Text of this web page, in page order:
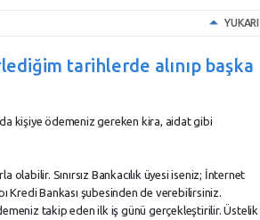
YUKARI
tarihlerde alınıp başka
kişiye ödemeniz gereken kira, aidat gibi
Sınırsız Bankacılık üyesi iseniz; İnternet
Kredi Bankası şubesinden de verebilirsiniz.
takip eden ilk iş günü gerçekleştirilir. Üstelik